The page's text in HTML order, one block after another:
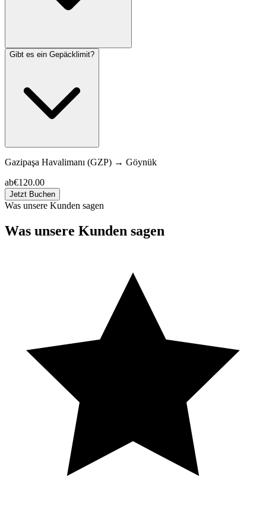
Gibt es ein Gepäcklimit?
Gazipaşa Havalimanı (GZP) → Göynük
ab€120.00
Jetzt Buchen
Was unsere Kunden sagen
Was unsere Kunden sagen